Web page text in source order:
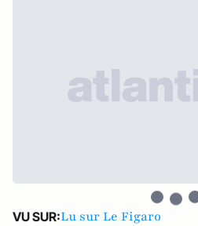
VU SUR:Lu sur Le Figaro